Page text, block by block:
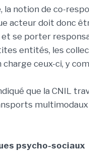
la notion de co-
acteur doit donc
se porter
entités, les
ceux-ci, y
que la CNIL
psycho-sociaux